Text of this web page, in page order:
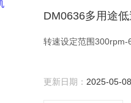
DM0636多用途
转速设定范围300rpm-
更新日期： 2025-05-08